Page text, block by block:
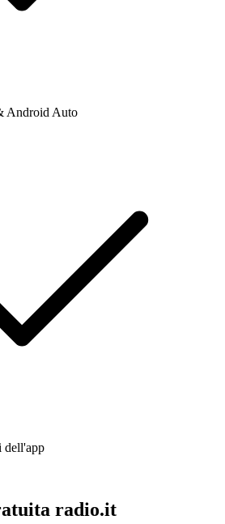
Android Auto
dell'app
radio.it